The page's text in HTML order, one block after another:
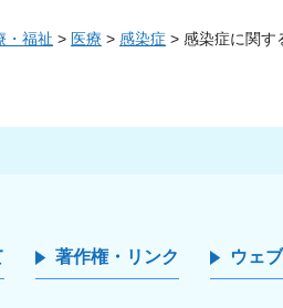
・福祉 > 医療 > 感染症 > 感染症に関す
著作権・リンク ウェ